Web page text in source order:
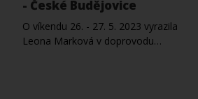
- České Budějovice
O víkendu 26. - 27. 5. 2023 vyrazila
Leona Marková v doprovodu…